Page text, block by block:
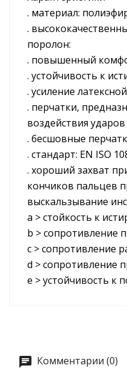
. материал:
.
поролон:
. повышенный
. устойчивость к
. усиление
. перчатки,
воздействия
. бесшовные
. стандарт: EN ISO
. хороший захват
кончиков пальцев
выскальзывание
a > стойкость к
b > сопротивление
c > сопротивление
d > сопротивление
e > устойчивость к
Комментарии (0)